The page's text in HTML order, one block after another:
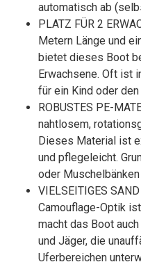
automatisch ab
PLATZ FÜR 2
Metern Länge und
bietet dieses Boot
Erwachsene. Oft ist
für ein Kind oder
ROBUSTES PE-
nahtlosem,
Dieses Material ist
und pflegeleicht.
oder
VIELSEITIGES
Camouflage-Optik
macht das Boot
und Jäger, die
Uferbereichen